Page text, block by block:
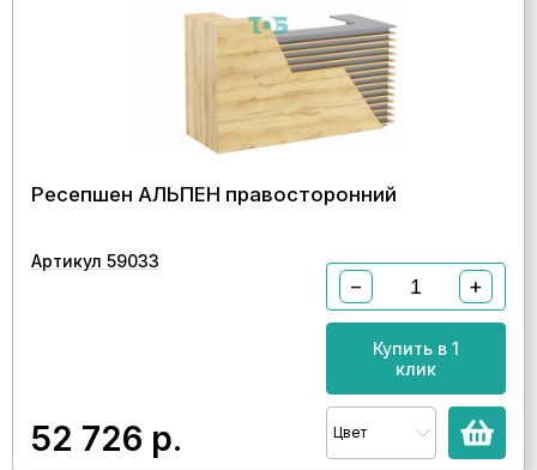
Ресепшен АЛЬПЕН правосторонний
Артикул 59033
52 726 р.
− +
Купить в 1
клик
Цвет